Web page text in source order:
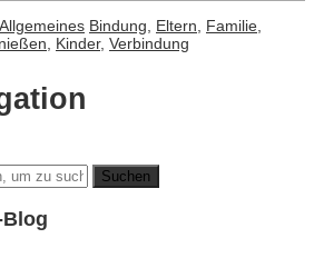
Allgemeines Bindung, Eltern, Familie,
, Kinder, Verbindung